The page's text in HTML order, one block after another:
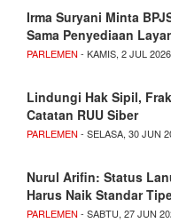
Irma Suryani Minta
Sama Penyediaan
PARLEMEN - KAMIS, 2 JUL 2026
Lindungi Hak Sipil,
Catatan RUU Siber
PARLEMEN - SELASA, 30 JUN
Nurul Arifin: Status
Harus Naik Standar
PARLEMEN - SABTU, 27 JUN